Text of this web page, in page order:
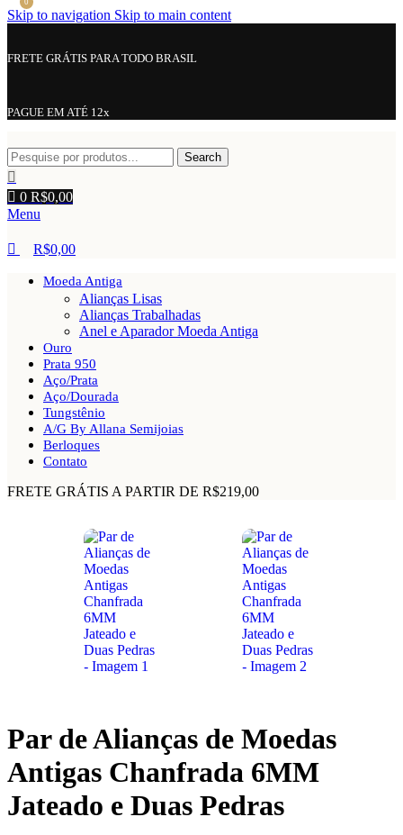
Skip to navigation Skip to main content
FRETE GRÁTIS PARA TODO BRASIL
PAGUE EM ATÉ 12x
Search
0 R$0,00
Menu
0
R$0,00
Moeda Antiga
Alianças Lisas
Alianças Trabalhadas
Anel e Aparador Moeda Antiga
Ouro
Prata 950
Aço/Prata
Aço/Dourada
Tungstênio
A/G By Allana Semijoias
Berloques
Contato
FRETE GRÁTIS A PARTIR DE R$219,00
Par de Alianças de Moedas
Antigas Chanfrada 6MM
Jateado e Duas Pedras